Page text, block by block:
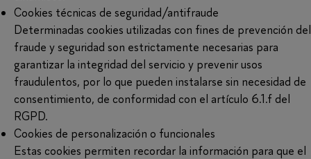
Cookies técnicas de seguridad/antifraude
Determinadas cookies utilizadas con fines de prevención del
fraude y seguridad son estrictamente necesarias para
garantizar la integridad del servicio y prevenir usos
fraudulentos, por lo que pueden instalarse sin necesidad de
consentimiento, de conformidad con el artículo 6.1.f del
RGPD.
Cookies de personalización o funcionales
Estas cookies permiten recordar la información para que el